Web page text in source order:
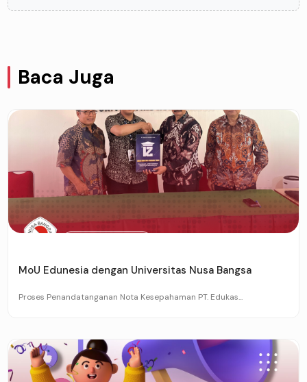
Baca Juga
MoU Edunesia dengan Universitas Nusa Bangsa
Proses Penandatanganan Nota Kesepahaman PT. Edukas...